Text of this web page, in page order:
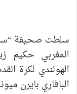
سلطت صحيفة “سو
المغربي حكيم
الهولندي لكرة
البافاري بايرن